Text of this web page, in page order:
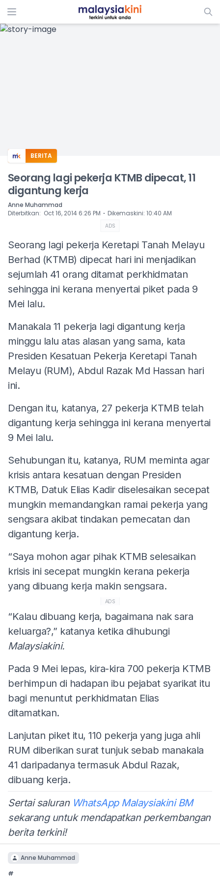
ADS
BERITA
Seorang lagi pekerja KTMB dipecat, 11
digantung kerja
Anne Muhammad
Diterbitkan: Oct 16, 2014 6:26 PM ⋅ Dikemaskini: 10:40 AM
ADS
Seorang lagi pekerja Keretapi Tanah Melayu
Berhad (KTMB) dipecat hari ini menjadikan
sejumlah 41 orang ditamat perkhidmatan
sehingga ini kerana menyertai piket pada 9
Mei lalu.
Manakala 11 pekerja lagi digantung kerja
minggu lalu atas alasan yang sama, kata
Presiden Kesatuan Pekerja Keretapi Tanah
Melayu (RUM), Abdul Razak Md Hassan hari
ini.
Dengan itu, katanya, 27 pekerja KTMB telah
digantung kerja sehingga ini kerana menyertai
9 Mei lalu.
Sehubungan itu, katanya, RUM meminta agar
krisis antara kesatuan dengan Presiden
KTMB, Datuk Elias Kadir diselesaikan secepat
mungkin memandangkan ramai pekerja yang
sengsara akibat tindakan pemecatan dan
digantung kerja.
“Saya mohon agar pihak KTMB selesaikan
krisis ini secepat mungkin kerana pekerja
yang dibuang kerja makin sengsara.
ADS
“Kalau dibuang kerja, bagaimana nak sara
keluarga?,” katanya ketika dihubungi
Malaysiakini.
Pada 9 Mei lepas, kira-kira 700 pekerja KTMB
berhimpun di hadapan ibu pejabat syarikat itu
bagi menuntut perkhidmatan Elias
ditamatkan.
Lanjutan piket itu, 110 pekerja yang juga ahli
RUM diberikan surat tunjuk sebab manakala
41 daripadanya termasuk Abdul Razak,
dibuang kerja.
Sertai saluran WhatsApp Malaysiakini BM
sekarang untuk mendapatkan perkembangan
berita terkini!
Anne Muhammad
#